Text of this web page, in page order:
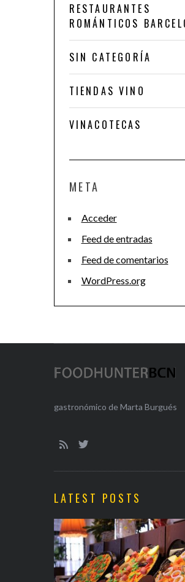
RESTAURANTES
ROMÁNTICOS
SIN CATEGORÍA
TIENDAS VINO
VINACOTECAS
META
Acceder
Feed de entradas
Feed de comentarios
WordPress.org
gastronómico de Marta Burgués
LATEST POSTS